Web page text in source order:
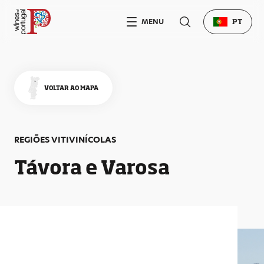
VOLTAR AO MAPA
REGIÕESVITIVINÍCOLAS
Távora e Varosa
MENU PT